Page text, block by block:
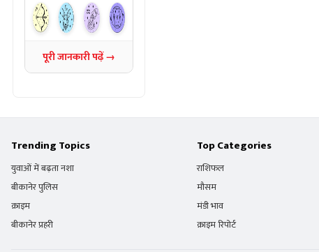
पूरी जानकारी पढ़ें →
Trending Topics
युवाओं में बढ़ता नशा
बीकानेर पुलिस
क्राइम
बीकानेर प्रहरी
Top Categories
राशिफल
मौसम
मंडी भाव
क्राइम रिपोर्ट